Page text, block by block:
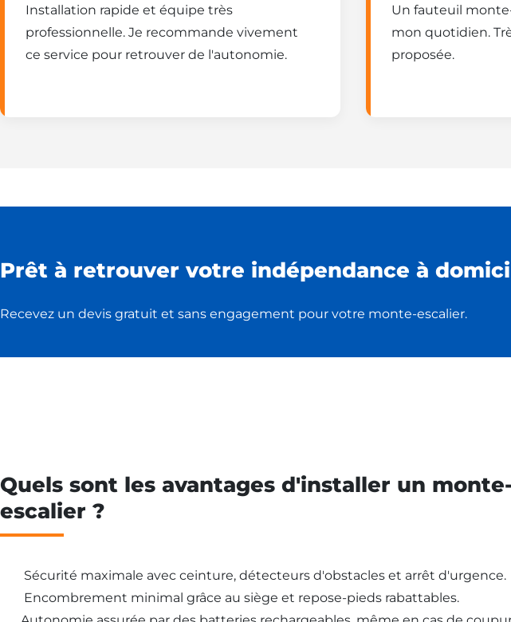
Installation rapide et équipe très
professionnelle. Je recommande vivement
ce service pour retrouver de l'autonomie.
Un fauteuil
mon quotidien.
proposée.
Prêt à retrouver votre indépendance à
Recevez un devis gratuit et sans engagement pour votre monte-escalier.
Quels sont les avantages d'installer un monte-
escalier ?
Sécurité maximale avec ceinture, détecteurs d'obstacles et arrêt d'urgence.
Encombrement minimal grâce au siège et repose-pieds rabattables.